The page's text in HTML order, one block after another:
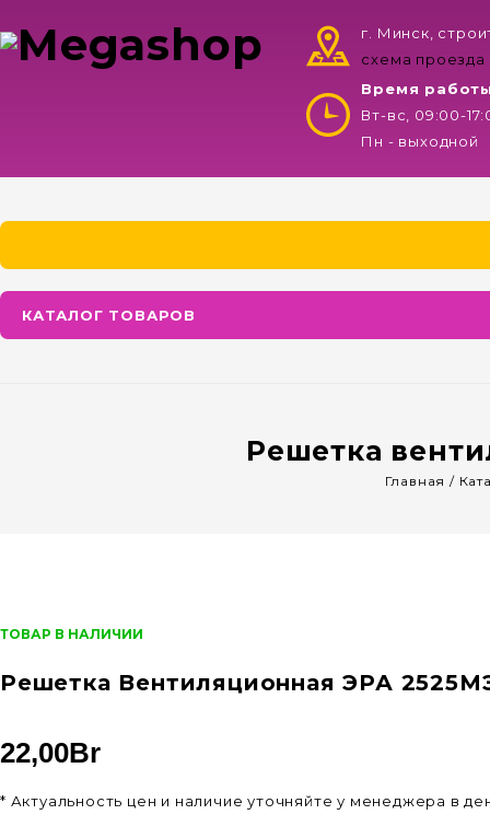
г. Минск,
схема проезда
Время
Вт-вс, 09:00-
Пн - выходной
КАТАЛОГ ТОВАРОВ
Решетка
Главная /
ТОВАР В НАЛИЧИИ
Решетка Вентиляционная ЭРА
22,00Br
* Актуальность цен и наличие уточняйте у менеджера в